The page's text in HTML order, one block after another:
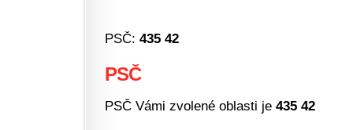
PSČ: 435 42
PSČ
PSČ Vámi zvolené oblasti je 435 42